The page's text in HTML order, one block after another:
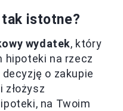
tak istotne?
wydatek, który
hipoteki na rzecz
o zakupie
złożysz
na Twoim